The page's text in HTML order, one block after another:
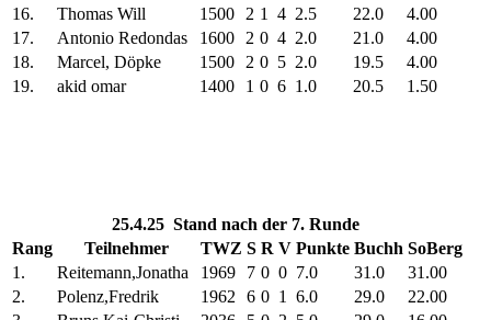
16.
Thomas Will 1500 2 1 4 2.5 22.0
4.00
17.
Antonio Redondas 1600 2 0 4 2.0 21.0
4.00
18.
Marcel, Döpke 1500 2 0 5 2.0 19.5
4.00
19.
akid omar 1400 1 0 6 1.0 20.5 1.50
25.4.25 Stand nach der 7. Runde
Rang
Teilnehmer TWZ S R V Punkte Buchh SoBerg
1.
Reitemann,Jonatha 1969 7 0 0 7.0 31.0
31.00
2.
Polenz,Fredrik 1962 6 0 1 6.0 29.0
22.00